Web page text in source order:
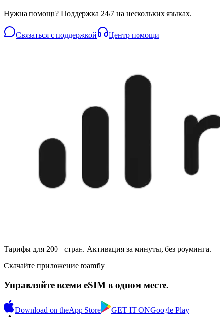
Нужна помощь? Поддержка 24/7 на нескольких языках.
Связаться с поддержкой Центр помощи
Тарифы для 200+ стран. Активация за минуты, без роуминга.
Скачайте приложение roamfly
Управляйте всеми eSIM в одном месте.
Download on theApp Store GET IT ONGoogle Play